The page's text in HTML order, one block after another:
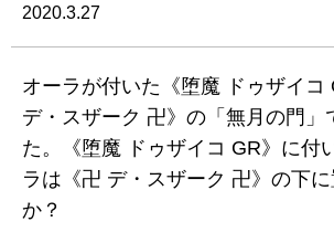
2020.3.27
オーラが付いた《堕魔 ドゥザイコ
デ・スザーク 卍》の「無月の門」
た。《堕魔 ドゥザイコ GR》に付
ラは《卍 デ・スザーク 卍》の下
か？